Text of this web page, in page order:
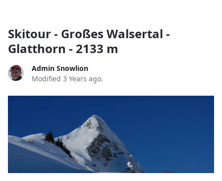
Skitour - Großes Walsertal -
Glatthorn - 2133 m
Admin Snowlion
Modified 3 Years ago.